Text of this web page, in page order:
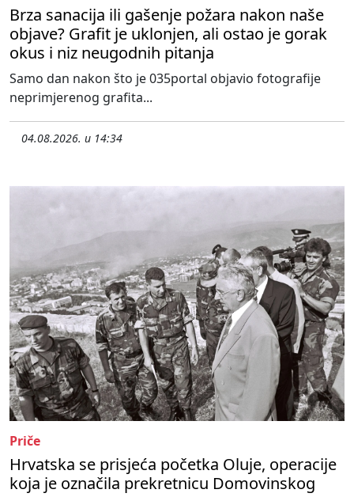
Brza sanacija ili gašenje požara nakon naše
objave? Grafit je uklonjen, ali ostao je gorak
okus i niz neugodnih pitanja
Samo dan nakon što je 035portal objavio fotografije
neprimjerenog grafita...
04.08.2026. u 14:34
Priče
Hrvatska se prisjeća početka Oluje, operacije
koja je označila prekretnicu Domovinskog